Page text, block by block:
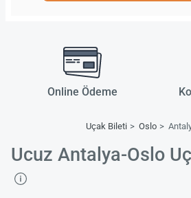
Online Ödeme
Uçak Bileti Oslo
Ucuz Antalya-Oslo